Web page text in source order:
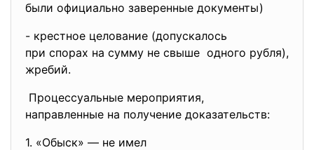
были официально заверенные документы)
- крестное целование (допускалось
при спорах на сумму не свыше одного рубля),
жребий.
Процессуальные мероприятия,
направленные на получение доказательств:
1. «Обыск» — не имел